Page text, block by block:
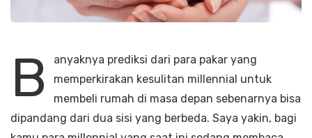
B
anyaknya prediksi dari para pakar yang
memperkirakan kesulitan millennial untuk
membeli rumah di masa depan sebenarnya bisa
dipandang dari dua sisi yang berbeda. Saya yakin, bagi